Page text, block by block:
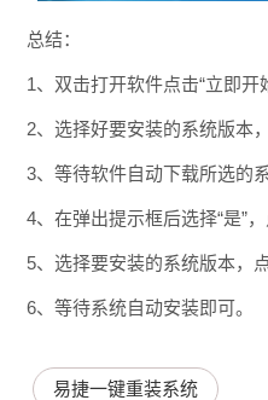
总结：
1、双击打开软件点击“立即开
2、选择好要安装的系统版本，
3、等待软件自动下载所选的
4、在弹出提示框后选择“是”，
5、选择要安装的系统版本，点
6、等待系统自动安装即可。
易捷一键重装系统